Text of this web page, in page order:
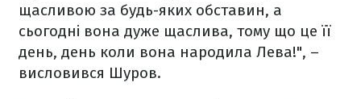
щасливою за будь-яких обставин, а
сьогодні вона дуже щаслива, тому що це її
день, день коли вона народила Лева!", –
висловився Шуров.